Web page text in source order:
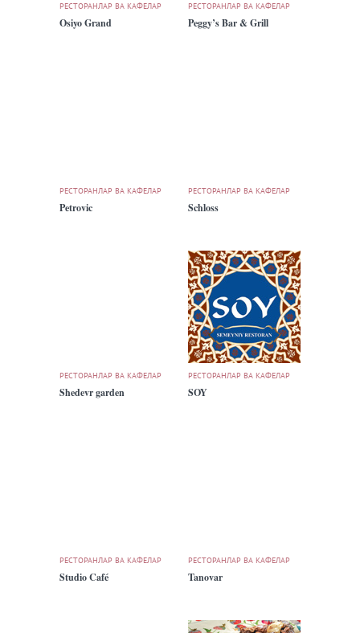
РЕСТОРАНЛАР ВА КАФЕЛАР
Osiyo Grand
РЕСТОРАНЛАР ВА КАФЕЛАР
Peggy’s Bar & Grill
РЕСТОРАНЛАР ВА КАФЕЛАР
Petrovic
РЕСТОРАНЛАР ВА КАФЕЛАР
Schloss
РЕСТОРАНЛАР ВА КАФЕЛАР
Shedevr garden
РЕСТОРАНЛАР ВА КАФЕЛАР
SOY
РЕСТОРАНЛАР ВА КАФЕЛАР
Studio Café
РЕСТОРАНЛАР ВА КАФЕЛАР
Tanovar